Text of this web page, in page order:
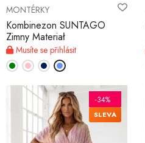
MONTÉRKY
Kombinezon SUNTAGO
Zimny Materiał
Musíte se přihlásit
-34%
SLEVA